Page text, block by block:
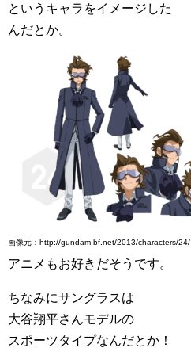
というキャラをイメージした
んだとか。
画像元：http://gundam-bf.net/2013/characters/24/
アニメもお好きだそうです。
ちなみにサングラスは
大谷翔平さんモデルの
スポーツタイプなんだとか！